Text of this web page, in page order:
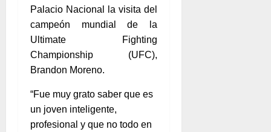
Palacio Nacional la visita del
campeón mundial de la
Ultimate Fighting
Championship (UFC),
Brandon Moreno.
“Fue muy grato saber que es
un joven inteligente,
profesional y que no todo en